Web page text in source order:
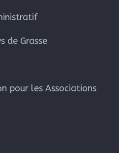
de Grasse
pour les Associations